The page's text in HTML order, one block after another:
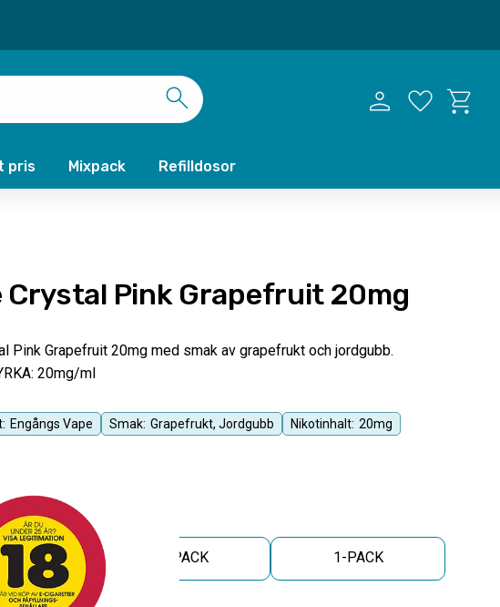
pris Mixpack Refilldosor
Favoriter
Engångs Vape Smak: Grapefrukt, Jordgubb Nikotinhalt: 20mg
Crystal Pink Grapefruit 20mg
Pink Grapefruit 20mg med smak av grapefrukt och jordgubb.
20mg/ml
5-PACK 1-PACK